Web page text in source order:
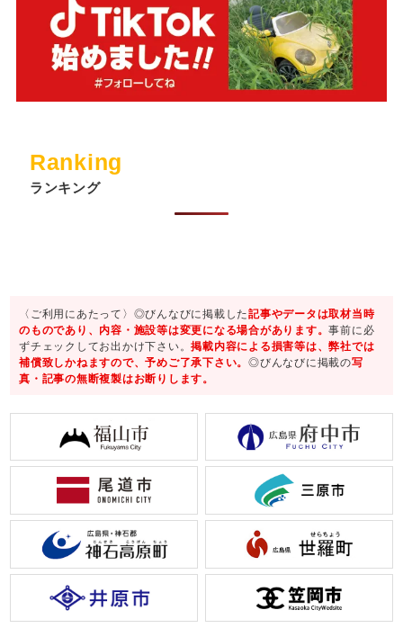
Ranking
ランキング
〈ご利用にあたって〉◎びんなびに掲載した記事やデータは取材当時
のものであり、内容・施設等は変更になる場合があります。事前に必
ずチェックしてお出かけ下さい。掲載内容による損害等は、弊社では
補償致しかねますので、予めご了承下さい。◎びんなびに掲載の写
真・記事の無断複製はお断りします。